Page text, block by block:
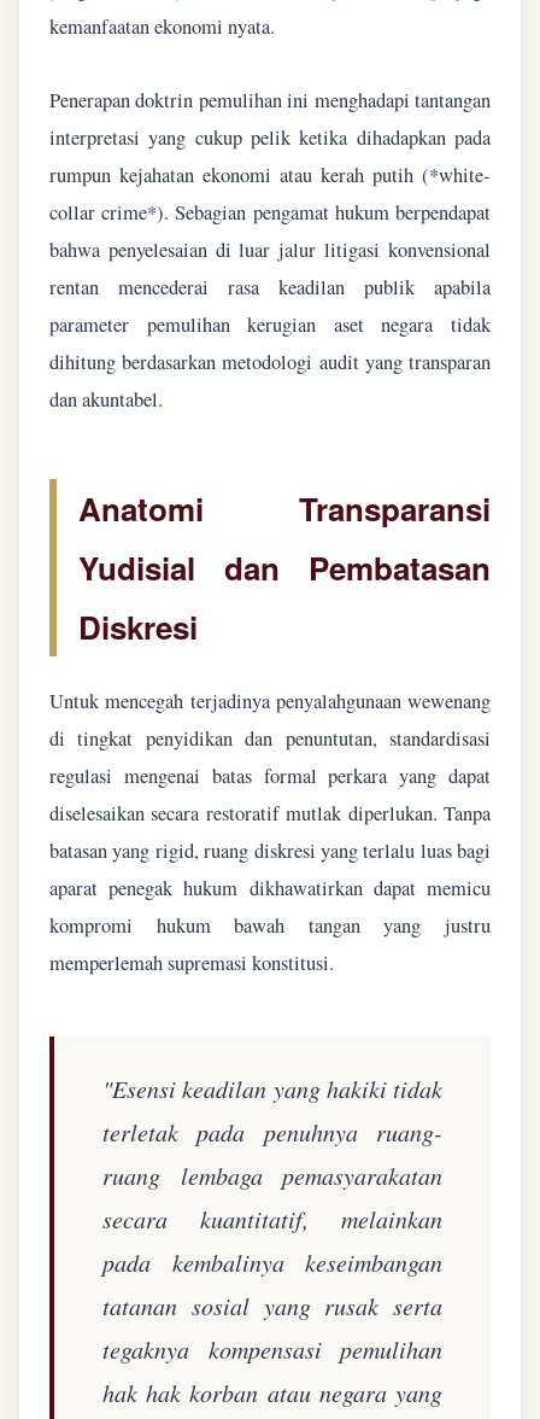
kemanfaatan ekonomi nyata.
Penerapan doktrin pemulihan ini menghadapi tantangan
interpretasi yang cukup pelik ketika dihadapkan pada
rumpun kejahatan ekonomi atau kerah putih (*white-
collar crime*). Sebagian pengamat hukum berpendapat
bahwa penyelesaian di luar jalur litigasi konvensional
rentan mencederai rasa keadilan publik apabila
parameter pemulihan kerugian aset negara tidak
dihitung berdasarkan metodologi audit yang transparan
dan akuntabel.
Anatomi Transparansi
Yudisial dan Pembatasan
Diskresi
Untuk mencegah terjadinya penyalahgunaan wewenang
di tingkat penyidikan dan penuntutan, standardisasi
regulasi mengenai batas formal perkara yang dapat
diselesaikan secara restoratif mutlak diperlukan. Tanpa
batasan yang rigid, ruang diskresi yang terlalu luas bagi
aparat penegak hukum dikhawatirkan dapat memicu
kompromi hukum bawah tangan yang justru
memperlemah supremasi konstitusi.
"Esensi keadilan yang hakiki tidak
terletak pada penuhnya ruang-
ruang lembaga pemasyarakatan
secara kuantitatif, melainkan
pada kembalinya keseimbangan
tatanan sosial yang rusak serta
tegaknya kompensasi pemulihan
hak hak korban atau negara yang